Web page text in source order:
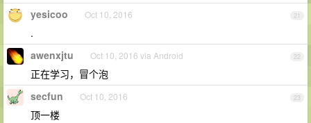
21
yesicoo Oct 10, 2016
.
22
awenxjtu Oct 10, 2016 via Android
正在学习，冒个泡
23
secfun Oct 10, 2016
顶一楼